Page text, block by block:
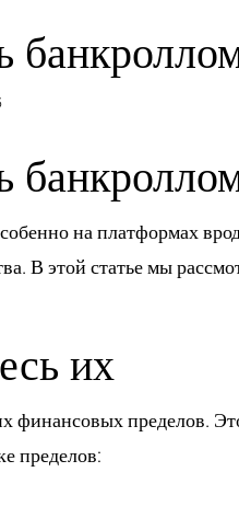
на платформах
В этой статье мы
их
финансовых пределов.
пределов: